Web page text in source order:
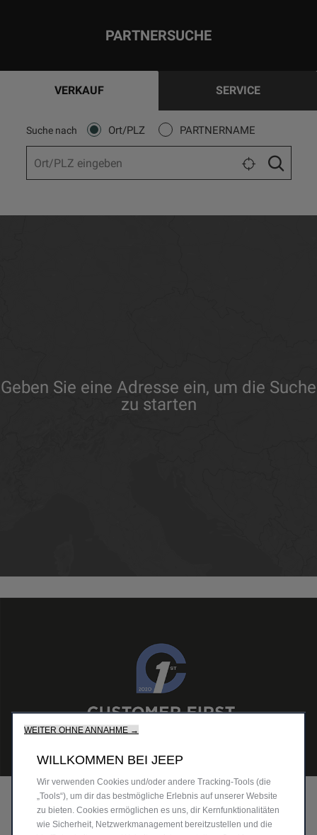
PARTNERSUCHE
VERKAUF SERVICE
Suche nach Ort/PLZ PARTNERNAME
Geben Sie eine Adresse ein, um die Suche
zu starten
DER KUNDE IST KÖNIG
Finden Sie Händler und Werkstätten in Ihrer Nähe, die mit
WEITER OHNE ANNAHME →
WILLKOMMEN BEI JEEP
Wir verwenden Cookies und/oder andere Tracking‑Tools (die
„Tools“), um dir das bestmögliche Erlebnis auf unserer Website
zu bieten. Cookies ermöglichen es uns, dir Kernfunktionalitäten
wie Sicherheit, Netzwerkmanagement bereitzustellen und die